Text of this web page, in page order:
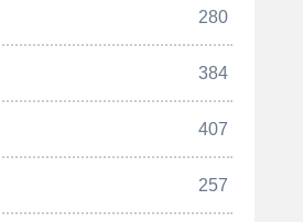
280
384
407
257